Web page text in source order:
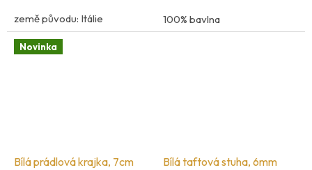
země původu: Itálie
100%bavlna
100% bavlna
Novinka
Bílá prádlová krajka, 7cm Bílá taftová stuha, 6mm